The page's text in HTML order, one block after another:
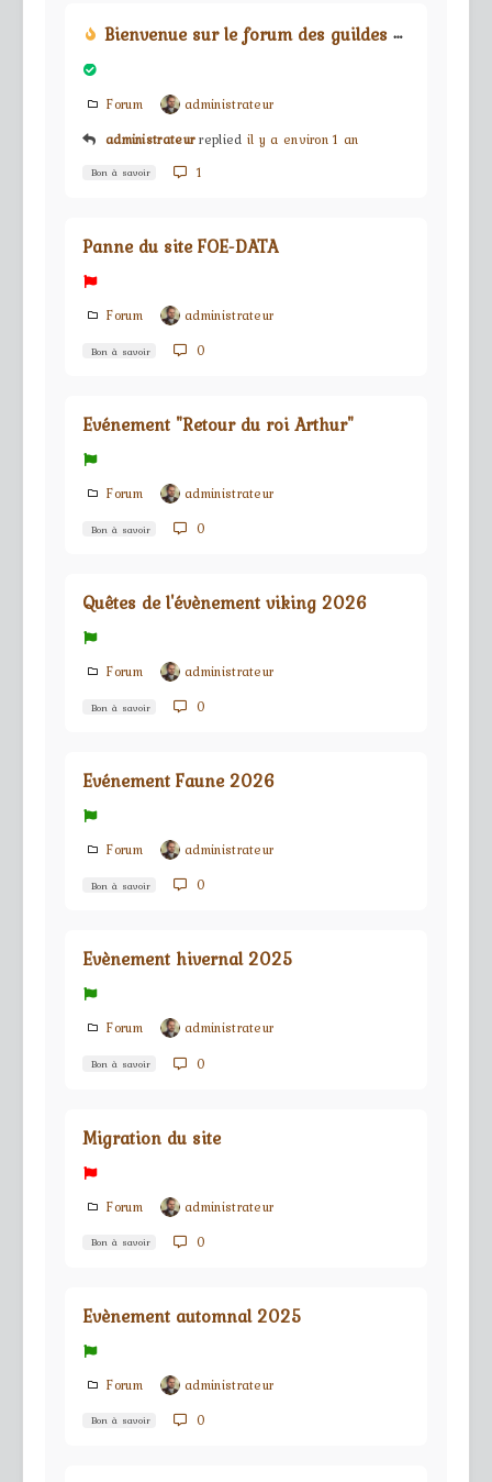
Bienvenue sur le forum des guildes du jeu Forge Of Empires
Forum
administrateur
administrateur replied il y a environ 1 an
Bon à savoir 1
Panne du site FOE-DATA
Forum administrateur
Bon à savoir 0
Evénement "Retour du roi Arthur"
Forum administrateur
Bon à savoir 0
Quêtes de l'évènement viking 2026
Forum administrateur
Bon à savoir 0
Evénement Faune 2026
Forum administrateur
Bon à savoir 0
Evènement hivernal 2025
Forum administrateur
Bon à savoir 0
Migration du site
Forum administrateur
Bon à savoir 0
Evènement automnal 2025
Forum administrateur
Bon à savoir 0